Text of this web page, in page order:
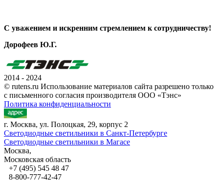
С уважением и искренним стремлением к сотрудничеству!
Дорофеев Ю.Г.
2014 - 2024
© rutens.ru Использование материалов сайта разрешено только
с письменного согласия производителя ООО «Тэнс»
Политика конфиденциальности
г. Москва, ул. Полоцкая, 29, корпус 2
Светодиодные светильники в Санкт-Петербурге
Светодиодные светильники в Магасе
Москва,
Московская область
+7 (495) 545 48 47
8-800-777-42-47